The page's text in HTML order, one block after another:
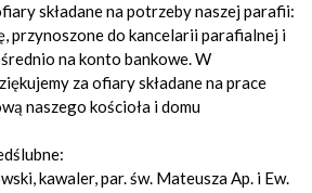
składane na potrzeby naszej parafii:
przynoszone do kancelarii parafialnej i
na konto bankowe. W
za ofiary składane na prace
naszego kościoła i domu
kawaler, par. św. Mateusza Ap. i Ew.